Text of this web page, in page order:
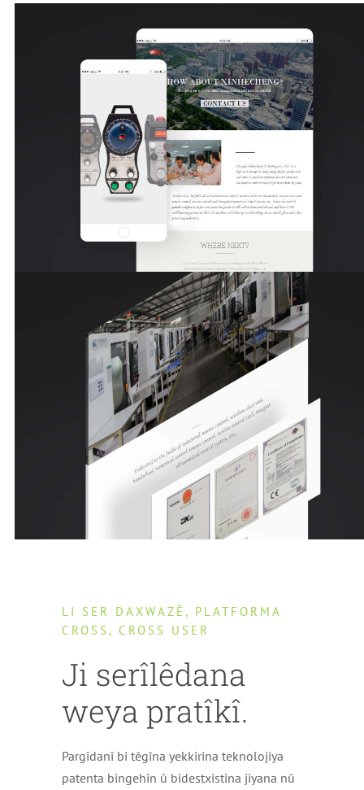
LI SER DAXWAZÊ, PLATFORMA
CROSS, CROSS USER
Ji serîlêdana
weya pratîkî.
Pargîdanî bi têgîna yekkirina teknolojiya
patenta bingehîn û bidestxistina jiyana nû